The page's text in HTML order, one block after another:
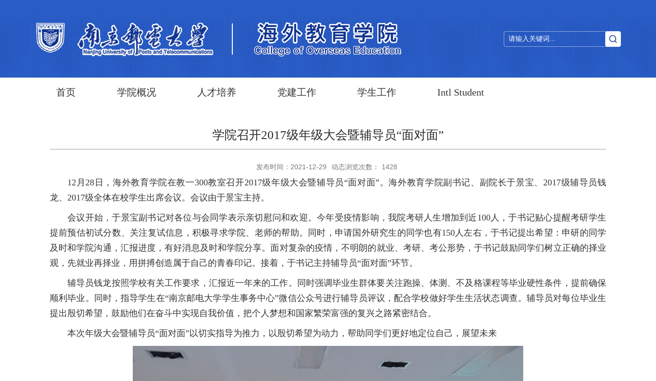
首页 学院概况 人才培养 党建工作 学生工作 Intl Student
学院召开2017级年级大会暨辅导员“面对面”
发布时间：2021-12-29 动态浏览次数： 1428
12月28日，海外教育学院在教一300教室召开2017级年级大会暨辅导员“面对面”。海外教育学院副书记、副院长于景宝、2017级辅导员钱
龙、2017级全体在校学生出席会议。会议由于景宝主持。
会议开始，于景宝副书记对各位与会同学表示亲切慰问和欢迎。今年受疫情影响，我院考研人生增加到近100人，于书记贴心提醒考研学生
提前预估初试分数、关注复试信息，积极寻求学院、老师的帮助。同时，申请国外研究生的同学也有150人左右，于书记提出希望：申研的同学
及时和学院沟通，汇报进度，有好消息及时和学院分享。面对复杂的疫情，不明朗的就业、考研、考公形势，于书记鼓励同学们树立正确的择业
观，先就业再择业，用拼搏创造属于自己的青春印记。接着，于书记主持辅导员“面对面”环节。
辅导员钱龙按照学校有关工作要求，汇报近一年来的工作。同时强调毕业生群体要关注跑操、体测、不及格课程等毕业硬性条件，提前确保
顺利毕业。同时，指导学生在“南京邮电大学学生事务中心”微信公众号进行辅导员评议，配合学校做好学生生活状态调查。辅导员对每位毕业生
提出殷切希望，鼓励他们在奋斗中实现自我价值，把个人梦想和国家繁荣富强的复兴之路紧密结合。
本次年级大会暨辅导员“面对面”以切实指导为推力，以殷切希望为动力，帮助同学们更好地定位自己，展望未来